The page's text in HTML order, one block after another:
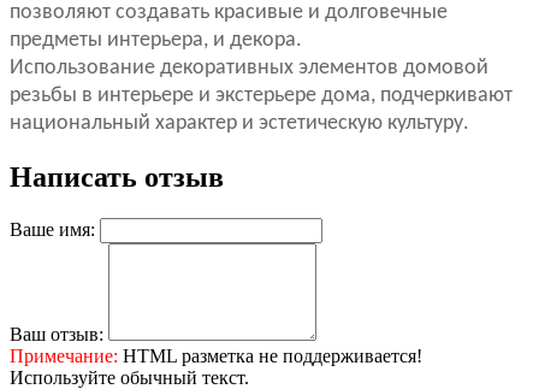
позволяют создавать красивые и долговечные
предметы интерьера, и декора.
Использование декоративных элементов домовой
резьбы в интерьере и экстерьере дома, подчеркивают
национальный характер и эстетическую культуру.
Написать отзыв
Ваше имя:
Ваш отзыв:
Примечание: HTML разметка не поддерживается!
Используйте обычный текст.